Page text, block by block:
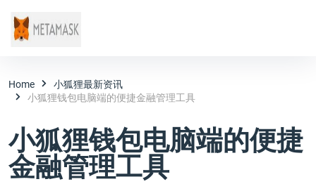
Home
小狐狸最新资讯
小狐狸钱包电脑端的便捷金融管理工具
小狐狸钱包电脑端的便捷
金融管理工具